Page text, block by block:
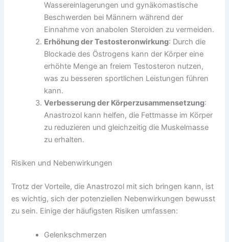
Wassereinlagerungen und gynäkomastische
Beschwerden bei Männern während der
Einnahme von anabolen Steroiden zu vermeiden.
Erhöhung der Testosteronwirkung: Durch die
Blockade des Östrogens kann der Körper eine
erhöhte Menge an freiem Testosteron nutzen,
was zu besseren sportlichen Leistungen führen
kann.
Verbesserung der Körperzusammensetzung:
Anastrozol kann helfen, die Fettmasse im Körper
zu reduzieren und gleichzeitig die Muskelmasse
zu erhalten.
Risiken und Nebenwirkungen
Trotz der Vorteile, die Anastrozol mit sich bringen kann, ist
es wichtig, sich der potenziellen Nebenwirkungen bewusst
zu sein. Einige der häufigsten Risiken umfassen:
Gelenkschmerzen